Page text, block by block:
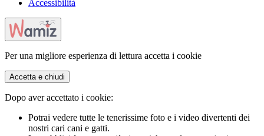
Accessibilità
Per una migliore esperienza di lettura accetta i cookie
Accetta e chiudi
Dopo aver accettato i cookie:
Potrai vedere tutte le tenerissime foto e i video divertenti dei
nostri cari cani e gatti.